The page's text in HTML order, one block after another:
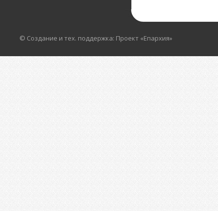
© Создание и тех. поддержка: Проект «Епархия»